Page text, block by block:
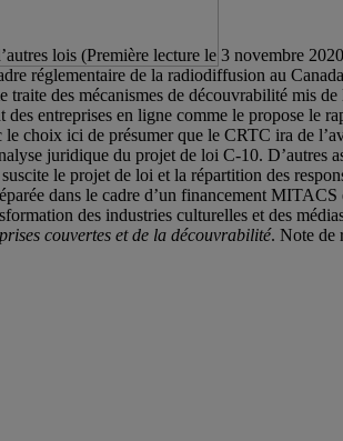
lois (Première lecture le 3 novembre
réglementaire de la radiodiffusion au
des mécanismes de découvrabilité mis de
entreprises en ligne comme le propose le
choix ici de présumer que le CRTC ira de
juridique du projet de loi C-10. D’autres
le projet de loi et la répartition des
dans le cadre d’un financement
des industries culturelles et des
couvertes et de la découvrabilité. Note de